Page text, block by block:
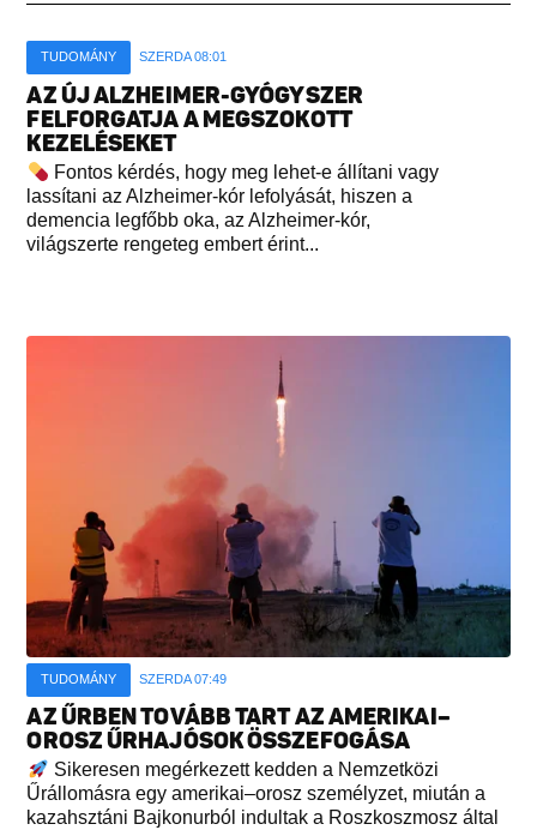
TUDOMÁNY SZERDA 08:01
AZ ÚJ ALZHEIMER-GYÓGYSZER
FELFORGATJA A MEGSZOKOTT
KEZELÉSEKET
Fontos kérdés, hogy meg lehet-e állítani vagy
lassítani az Alzheimer-kór lefolyását, hiszen a
demencia legfőbb oka, az Alzheimer-kór,
világszerte rengeteg embert érint...
TUDOMÁNY SZERDA 07:49
AZ ŰRBEN TOVÁBB TART AZ AMERIKAI–
OROSZ ŰRHAJÓSOK ÖSSZEFOGÁSA
Sikeresen megérkezett kedden a Nemzetközi
Űrállomásra egy amerikai–orosz személyzet, miután a
kazahsztáni Bajkonurból indultak a Roszkoszmosz által